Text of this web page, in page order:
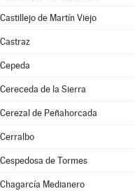
Castillejo de Martín Viejo
Castraz
Cepeda
Cereceda de la Sierra
Cerezal de Peñahorcada
Cerralbo
Cespedosa de Tormes
Chagarcía Medianero